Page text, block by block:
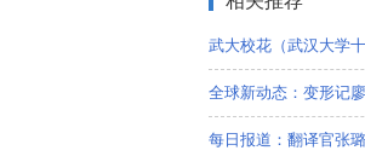
武大校花（武汉大学
全球新动态：变形记
每日报道：翻译官张